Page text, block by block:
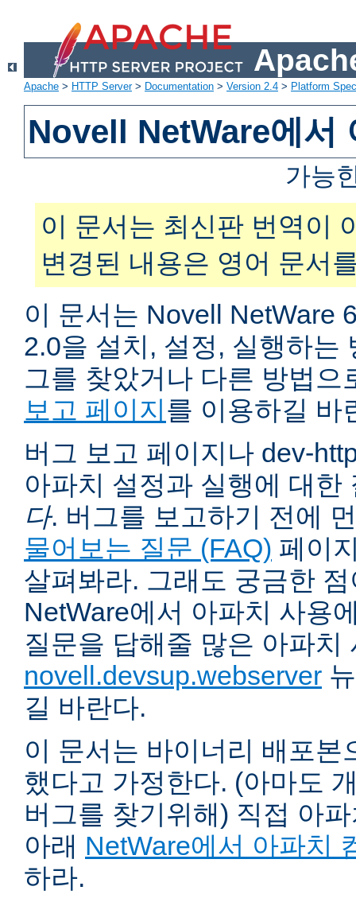
Apache > HTTP Server> Documentation > Version 2.4 > Platform
Novell NetWare에서
가능
이 문서는 최신판 번역이
변경된 내용은 영어 문서
이 문서는 Novell NetWare
2.0을 설치, 설정, 실행하는
그를 찾았거나 다른 방법
보고 페이지를 이용하길 바
버그 보고 페이지나 dev-
아파치 설정과 실행에 대
다. 버그를 보고하기 전에
물어보는 질문 (FAQ) 페이
살펴봐라. 그래도 궁금한
NetWare에서 아파치 사용
질문을 답해줄 많은 아파치
novell.devsup.webserver
길 바란다.
이 문서는 바이너리 배포본
했다고 가정한다. (아마도
버그를 찾기위해) 직접 아
아래 NetWare에서 아파치
하라.